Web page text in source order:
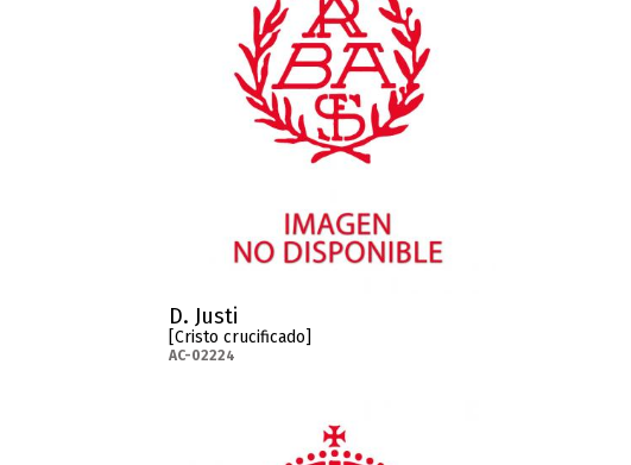
D. Justi
[Cristo crucificado]
AC-02224